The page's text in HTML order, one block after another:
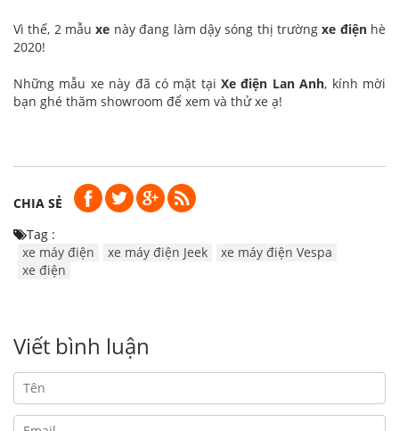
Vì thế, 2 mẫuxe này đang làm dậy sóng thị trườngxe điệnhè
2020!
Những mẫu xe này đã có mặt tạiXe điện Lan Anh, kính mời
bạn ghé thăm showroom để xem và thử xe ạ!
CHIA SẺ
Tag :
xe máy điện
xe máy điện Jeek
xe máy điện Vespa
xe điện
Viết bình luận